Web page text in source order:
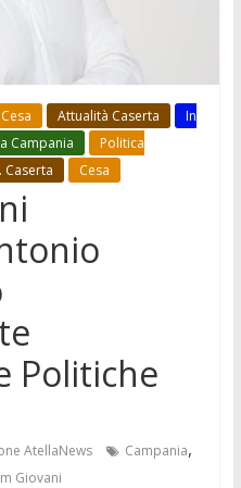
Attualità Caserta
In
Campania
Politica
Caserta Cesa
Politiche
AtellaNews Campania,
Giovani